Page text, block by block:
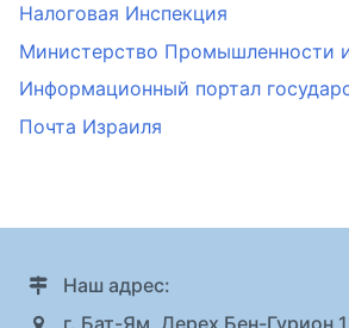
Налоговая Инспекция
Министерство Промышленности
Информационный портал
Почта Израиля
Наш адрес:
г. Бат-Ям, Дерех Бен-Гурион